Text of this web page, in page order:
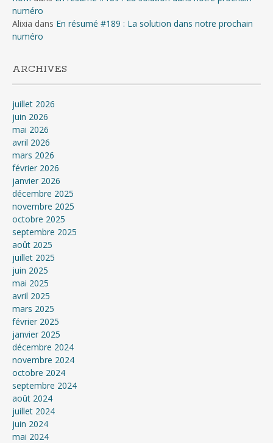
numéro
Alixia dans En résumé #189 : La solution dans notre prochain
numéro
ARCHIVES
juillet 2026
juin 2026
mai 2026
avril 2026
mars 2026
février 2026
janvier 2026
décembre 2025
novembre 2025
octobre 2025
septembre 2025
août 2025
juillet 2025
juin 2025
mai 2025
avril 2025
mars 2025
février 2025
janvier 2025
décembre 2024
novembre 2024
octobre 2024
septembre 2024
août 2024
juillet 2024
juin 2024
mai 2024